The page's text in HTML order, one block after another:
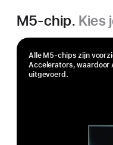
M5‑chip. Kies
Alle M5-chips zijn
Accelerators, waardoor
uitgevoerd.